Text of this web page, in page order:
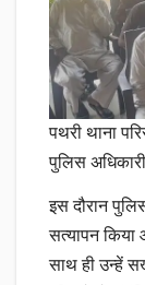
पथरी थाना
पुलिस अधिकारी
इस दौरान
सत्यापन किया
साथ ही उन्हें